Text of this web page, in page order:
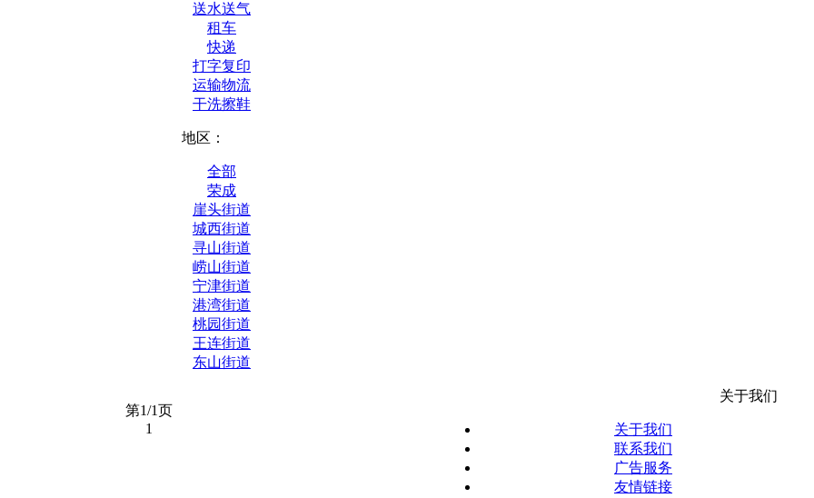
送水送气
租车
快递
打字复印
运输物流
干洗擦鞋
地区：
全部
荣成
崖头街道
城西街道
寻山街道
崂山街道
宁津街道
港湾街道
桃园街道
王连街道
东山街道
第1/1页
1
关于我们
关于我们
联系我们
广告服务
友情链接